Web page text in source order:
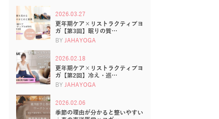
2026.03.27
更年期ケア×リストラクティブヨ
ガ【第3回】眠りの質…
BY JAHAYOGA
2026.02.18
更年期ケア×リストラクティブヨ
ガ【第2回】冷え・巡…
BY JAHAYOGA
2026.02.06
季節の理由が分かると整いやすい